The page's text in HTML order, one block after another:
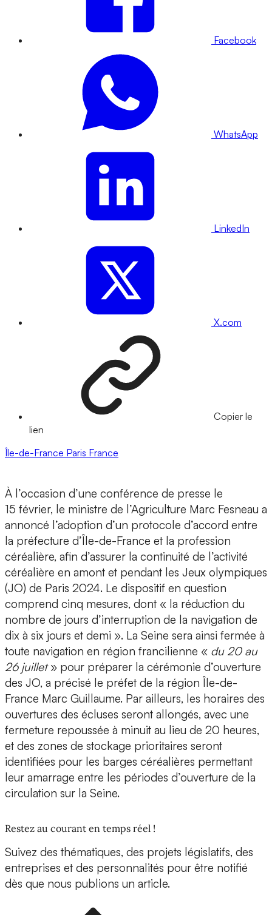
Facebook
WhatsApp
LinkedIn
X.com
Copier le
lien
Île-de-France Paris France
À l’occasion d’une conférence de presse le
15 février, le ministre de l’Agriculture Marc Fesneau a
annoncé l’adoption d’un protocole d’accord entre
la préfecture d’Île-de-France et la profession
céréalière, afin d’assurer la continuité de l’activité
céréalière en amont et pendant les Jeux olympiques
(JO) de Paris 2024. Le dispositif en question
comprend cinq mesures, dont « la réduction du
nombre de jours d’interruption de la navigation de
dix à six jours et demi ». La Seine sera ainsi fermée à
toute navigation en région francilienne « du 20 au
26 juillet» pour préparer la cérémonie d’ouverture
des JO, a précisé le préfet de la région Île-de-
France Marc Guillaume. Par ailleurs, les horaires des
ouvertures des écluses seront allongés, avec une
fermeture repoussée à minuit au lieu de 20 heures,
et des zones de stockage prioritaires seront
identifiées pour les barges céréalières permettant
leur amarrage entre les périodes d’ouverture de la
circulation sur la Seine.
Restez au courant en temps réel !
Suivez des thématiques, des projets législatifs, des
entreprises et des personnalités pour être notifié
dès que nous publions un article.